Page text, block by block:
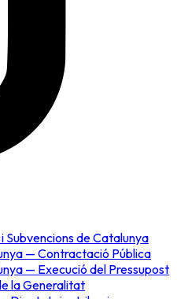
Subvencions de Catalunya
— Contractació Pública
— Execució del Pressupost
la Generalitat